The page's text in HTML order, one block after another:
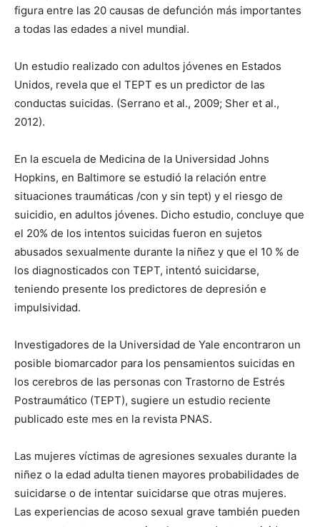
figura entre las 20 causas de defunción más importantes
a todas las edades a nivel mundial.
Un estudio realizado con adultos jóvenes en Estados
Unidos, revela que el TEPT es un predictor de las
conductas suicidas. (Serrano et al., 2009; Sher et al.,
2012).
En la escuela de Medicina de la Universidad Johns
Hopkins, en Baltimore se estudió la relación en­tre
situaciones traumáticas /con y sin tept) y el riesgo de
suicidio, en adultos jóvenes. Dicho estudio, concluye que
el 20% de los intentos suicidas fueron en sujetos
abusados sexualmente durante la niñez y que el 10 % de
los diagnosticados con TEPT, intentó suicidarse,
teniendo presente los predictores de depresión e
impulsividad.
Investigadores de la Universi­dad de Yale encontraron un
posible biomarcador para los pensamientos suicidas en
los cerebros de las personas con Trastorno de Estrés
Pos­traumático (TEPT), sugiere un estudio reciente
publicado este mes en la revista PNAS.
Las mujeres víctimas de agresiones sexuales durante la
niñez o la edad adulta tienen mayores pro­babilidades de
suicidarse o de in­tentar suicidarse que otras mujeres.
Las experiencias de acoso sexual grave también pueden